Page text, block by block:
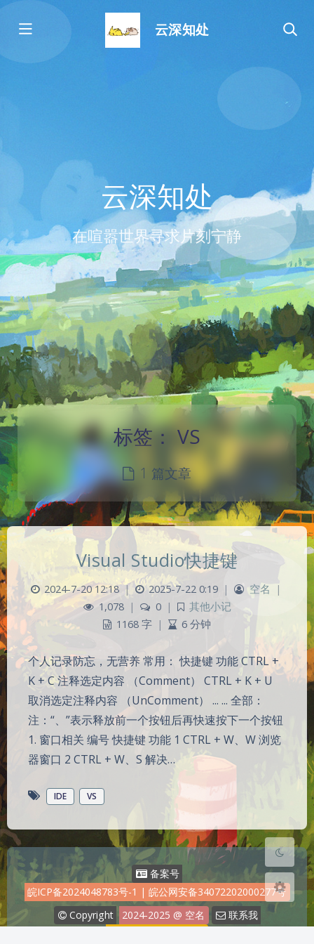
云深知处
云深知处
在喧嚣世界寻求片刻宁静
夜间模式
Sans Serif
浅阴影
关闭 日落 暗化 灰度
标签： VS
1 篇文章
Visual Studio快捷键
2024-7-20 12:18 | 2025-7-22 0:19 | 空名
|
1,078
| 0 |
其他小记
1168 字 | 6 分钟
个人记录防忘，无营养 常用： 快捷键 功能 CTRL +
K + C 注释选定内容 （Comment） CTRL + K + U
取消选定注释内容 （UnComment） ... ... 全部：
注：“、”表示释放前一个按钮后再快速按下一个按钮
1. 窗口相关 编号 快捷键 功能 1 CTRL + W、W 浏览
器窗口 2 CTRL + W、S 解决…
IDE VS
备案号
皖ICP备2024048783号-1 | 皖公网安备34072202000277号
Copyright
2024-2025 @ 空名
联系我